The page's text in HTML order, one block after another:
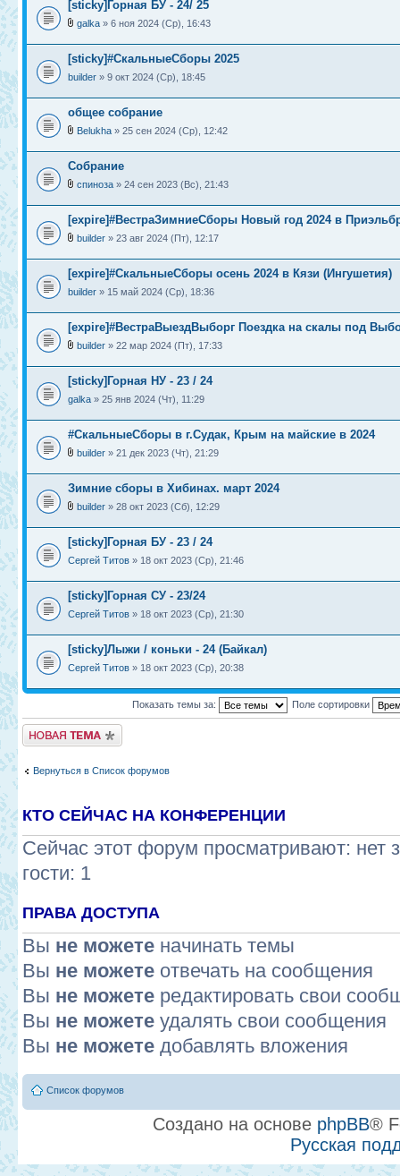
[sticky]Горная БУ - 24/ 25
galka » 6 ноя 2024 (Ср), 16:43
[sticky]#СкальныеСборы 2025
builder » 9 окт 2024 (Ср), 18:45
общее собрание
Belukha » 25 сен 2024 (Ср), 12:42
Собрание
спиноза » 24 сен 2023 (Вс), 21:43
[expire]#ВестраЗимниеСборы Новый год 2024 в
builder » 23 авг 2024 (Пт), 12:17
[expire]#СкальныеСборы осень 2024 в Кязи (Ингушетия)
builder » 15 май 2024 (Ср), 18:36
[expire]#ВестраВыездВыборг Поездка на скалы под
builder » 22 мар 2024 (Пт), 17:33
[sticky]Горная НУ - 23 / 24
galka » 25 янв 2024 (Чт), 11:29
#СкальныеСборы в г.Судак, Крым на майские в 2024
builder » 21 дек 2023 (Чт), 21:29
Зимние сборы в Хибинах. март 2024
builder » 28 окт 2023 (Сб), 12:29
[sticky]Горная БУ - 23 / 24
Сергей Титов » 18 окт 2023 (Ср), 21:46
[sticky]Горная СУ - 23/24
Сергей Титов » 18 окт 2023 (Ср), 21:30
[sticky]Лыжи / коньки - 24 (Байкал)
Сергей Титов » 18 окт 2023 (Ср), 20:38
Показать темы за: Поле сортировки
Новая тема
Вернуться в Список форумов
КТО СЕЙЧАС НА КОНФЕРЕНЦИИ
Сейчас этот форум просматривают: нет
гости: 1
ПРАВА ДОСТУПА
Вы не можете начинать темы
Вы не можете отвечать на сообщения
Вы не можете редактировать свои
Вы не можете удалять свои сообщения
Вы не можете добавлять вложения
Список форумов
Создано на основе phpBB®
Русская